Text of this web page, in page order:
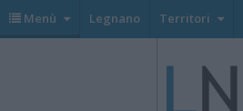
Menù Legnano Territori